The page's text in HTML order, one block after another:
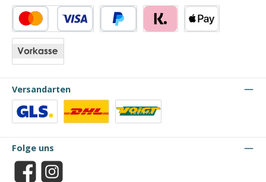
Kredit- oder Debitkarte
Versandarten
Folge uns
Facebook Instagram